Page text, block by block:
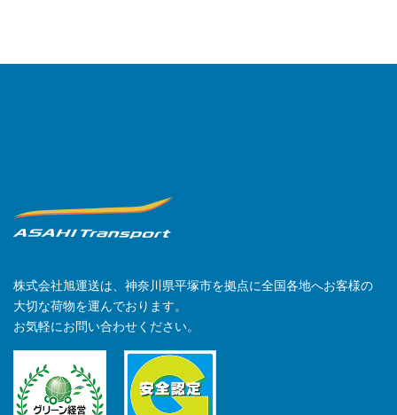
株式会社旭運送は、神奈川県平塚市を拠点に全国各地へお客様の
大切な荷物を運んでおります。
お気軽にお問い合わせください。